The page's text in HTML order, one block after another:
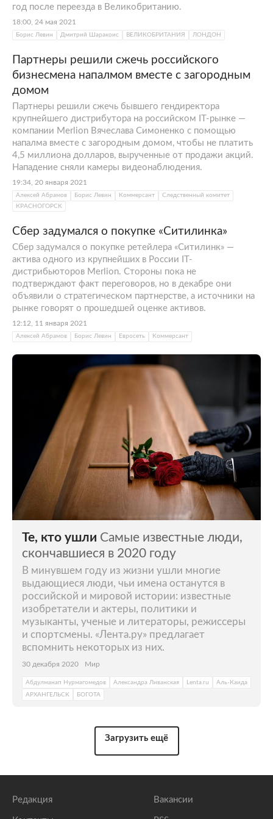
год после переезда в Великобританию.
18:00, 24 мая 2021
Борис Левин Дмитрий Шаракоис ВЕЛИКОБРИТАНИЯ ЛОНДОН
Партнеры решили сжечь российского
бизнесмена напалмом вместе с загородным
домом
Партнеры решили сжечь бывшего гендиректора
крупнейшего дистрибутора на российском IT-рынке —
компании Merlion Вячеслава Симоненко с помощью
напалма вместе с загородным домом, чтобы не платить
4,5 миллиона долларов, вырученные от продажи акций.
Нападение сняли камеры видеонаблюдения.
19:34, 20 января 2021
Алексей Абрамов Борис Левин Коммерсант
Следственный комитет
КРАСНОГОРСК
Сбер задумался о покупке «Ситилинка»
Сбер задумался о покупке ретейлера «Ситилинк» —
актива одного из крупнейших в России IT-
дистрибьюторов Merlion. Стороны пока не
подтверждают факт переговоров, но в декабре они
объявили о стратегическом партнерстве, а источники на
рынке говорят о прошедшей оценке активов.
12:12, 11 января 2021
Алексей Абрамов Борис Левин Евросеть Коммерсант
Те, кто ушли Самые известные люди,
скончавшиеся в 2020 году
В минувшем году из жизни ушли многие
выдающиеся люди, чьи имена останутся в
российской и мировой истории: известные
изобретатели и актеры, политики и
музыканты, ученые и литераторы, режиссеры
и спортсмены. «Лента.ру» предлагает
вспомнить некоторых из них.
30 декабря 2020 Мир
Абдулманап Нурмагомедов Александра Ливанская Lenta.ru
Аль-Каида
АРХАНГЕЛЬСК
БОГОТА
Загрузить ещё
Редакция Вакансии